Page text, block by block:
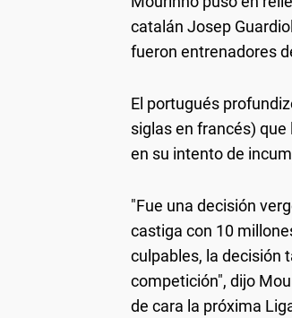
catalán Josep
fueron entrenadores
El portugués
siglas en francés)
en su intento de
"Fue una decisión
castiga con 10
culpables, la decisión
competición", dijo
de cara la próxima